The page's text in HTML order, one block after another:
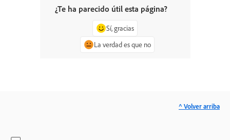
¿Te ha parecido útil esta página?
Sí, gracias
La verdad es que no
^ Volver arriba